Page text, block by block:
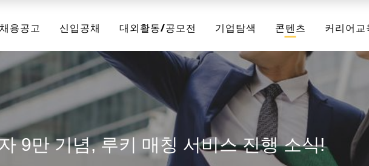
채용공고 신입공채 대외활동/공모전 기업탐색 콘텐츠 커리어교
9만 기념, 루키 매칭 서비스 진행 소식!